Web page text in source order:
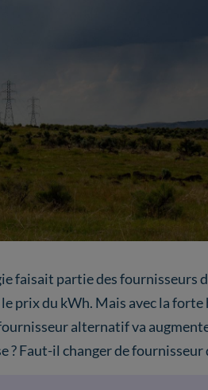
faisait partie des fournisseurs
prix du kWh. Mais avec la forte
alternatif va
Faut-il changer de fournisseur